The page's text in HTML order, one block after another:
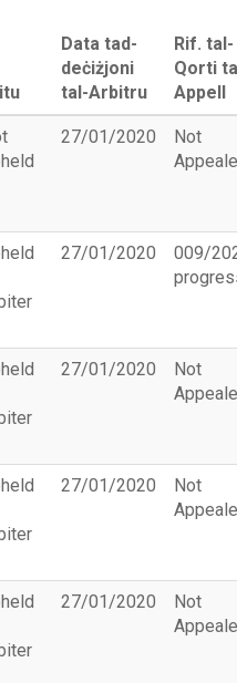
Data tad-
deċiżjoni
tal-Arbitru
Rif. tal-
Qorti
Appell
27/01/2020
Not
27/01/2020
009/
27/01/2020
Not
27/01/2020
Not
27/01/2020
Not